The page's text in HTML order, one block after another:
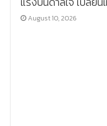
August 10, 2026